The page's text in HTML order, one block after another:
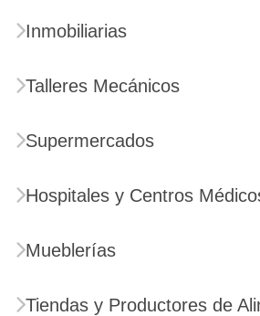
Inmobiliarias
Talleres Mecánicos
Supermercados
Hospitales y Centros
Mueblerías
Tiendas y Productores de